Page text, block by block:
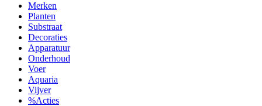
Merken
Planten
Substraat
Decoraties
Apparatuur
Onderhoud
Voer
Aquaria
Vijver
%Acties